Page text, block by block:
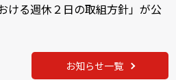
ける週休２日の取組方針」が公
お知らせ一覧